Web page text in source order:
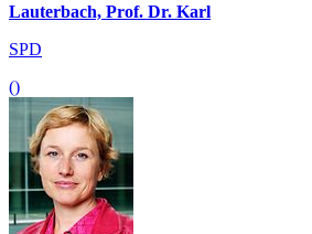
Lauterbach, Prof. Dr. Karl
SPD
()